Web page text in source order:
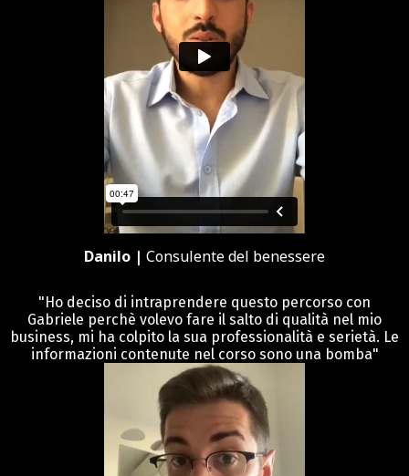
Danilo | Consulente del benessere
"Ho deciso di intraprendere questo percorso con
Gabriele perchè volevo fare il salto di qualità nel mio
business, mi ha colpito la sua professionalità e serietà. Le
informazioni contenute nel corso sono una bomba"